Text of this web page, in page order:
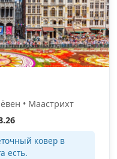
• Маастрихт
ковер в
есть.